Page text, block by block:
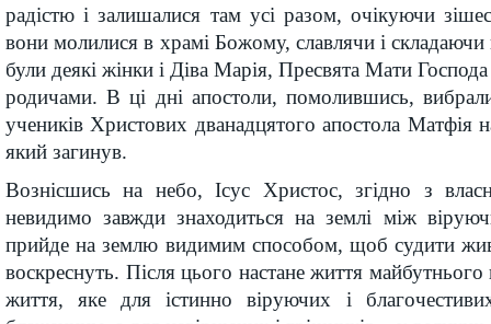
радістю і залишалися там усі разом, очікуючи
вони молилися в храмі Божому, славлячи і
були деякі жінки і Діва Марія, Пресвята Мати Господа
родичами. В ці дні апостоли, помолившись,
учеників Христових дванадцятого апостола Матфія
який загинув.
Вознісшись на небо, Ісус Христос, згідно з
невидимо завжди знаходиться на землі між
прийде на землю видимим способом, щоб судити
воскреснуть. Після цього настане життя майбутнього
життя, яке для істинно віруючих і